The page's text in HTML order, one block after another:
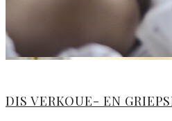
DIS VERKOUE- EN